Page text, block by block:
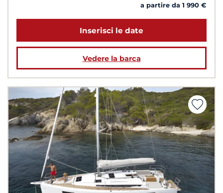
a partire da 1 990 €
Inserisci le date
Vedere la barca